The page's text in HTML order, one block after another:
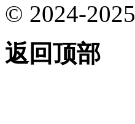
© 2024-2025
返回顶部